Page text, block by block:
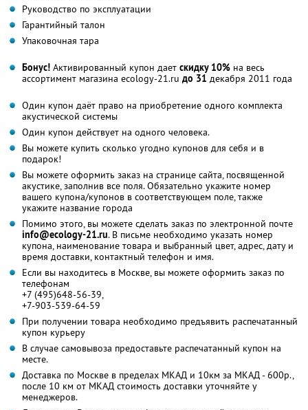
Руководство по эксплуатации
Гарантийный талон
Упаковочная тара
Бонус! Активированный купон дает скидку 10% на весь
ассортимент магазина ecology-21.ru до 31 декабря 2011 года
Один купон даёт право на приобретение одного комплекта
акустической системы
Один купон действует на одного человека.
Вы можете купить сколько угодно купонов для себя и в
подарок!
Вы можете оформить заказ на странице сайта, посвященной
акустике, заполнив все поля. Обязательно укажите номер
вашего купона/купонов в соответствующем поле, также
укажите название города
Помимо этого, вы можете сделать заказ по электронной почте
info@ecology-21.ru. В письме необходимо указать номер
купона, наименование товара и выбранный цвет, адрес, дату и
время доставки, контактный телефон и имя.
Если вы находитесь в Москве, вы можете оформить заказ по
телефонам
+7 (495)648-56-39,
+7-903-539-64-59
При получении товара необходимо предъявить распечатанный
купон курьеру
В случае самовывоза предоставьте распечатанный купон на
месте.
Доставка по Москве в пределах МКАД и 10км за МКАД - 600р.,
после 10 км от МКАД стоимость доставки уточняйте у
менеджеров.